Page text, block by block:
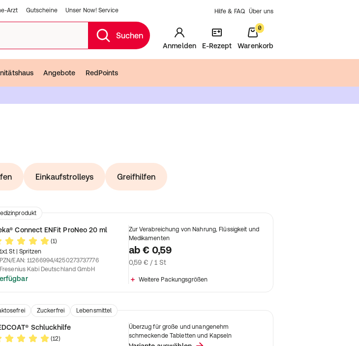
Arzt Gutscheine Unser Now! Service Hilfe & FAQ Über uns
Suchen
Anmelden E-Rezept
0
Warenkorb
Angebote RedPoints
Einkaufstrolleys Greifhilfen
Connect ENFit ProNeo 20 ml
(1)
1x1 St
| Spritzen
PZN/EAN:11266994/4250273737776
Fresenius Kabi Deutschland GmbH
Zur Verabreichung von Nahrung, Flüssigkeit und
Medikamenten
ab € 0,59
0,59 € / 1 St
Weitere Packungsgrößen
Zuckerfrei Lebensmittel
Schluckhilfe
(12)
Überzug für große und unangenehm
schmeckende Tabletten und Kapseln